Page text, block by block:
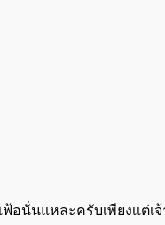
อนั่นแหละครับเพียงเเต่เ